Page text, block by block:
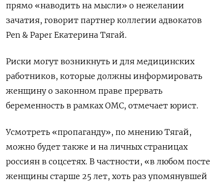
прямо «наводить на мысли» о нежелании
зачатия, говорит партнер коллегии адвокатов
Pen & Paper Екатерина Тягай.
Риски могут возникнуть и для медицинских
работников, которые должны информировать
женщину о законном праве прервать
беременность в рамках ОМС, отмечает юрист.
Усмотреть «пропаганду», по мнению Тягай,
можно будет также и на личных страницах
россиян в соцсетях. В частности, «в любом посте
женщины старше 25 лет, хоть раз упомянувшей